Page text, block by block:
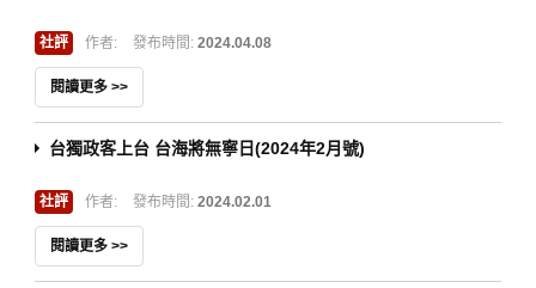
社評 作者: 發布時間: 2024.04.08
閱讀更多 >>
台獨政客上台 台海將無寧日(2024年2月號)
社評 作者: 發布時間: 2024.02.01
閱讀更多 >>